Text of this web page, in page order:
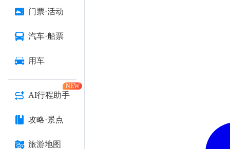
门票·活动
汽车·船票
用车
AI行程助手
NEW
攻略·景点
旅游地图